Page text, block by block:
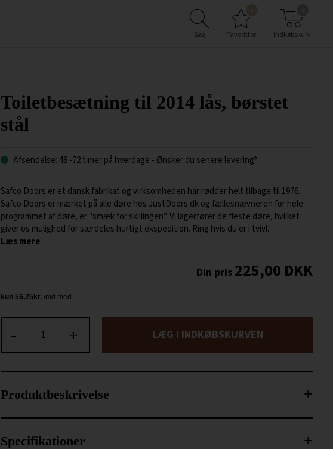
Søg Favoritter Indkøbskurv
Toiletbesætning til 2014 lås, børstet
stål
Afsendelse: 48 -72 timer på hverdage - Ønsker du senere levering?
Safco Doors er et dansk fabrikat og virksomheden har rødder helt tilbage til 1976.
Safco Doors er mærket på alle døre hos JustDoors.dk og fællesnævneren for hele
programmet af døre, er "smæk for skillingen". Vi lagerfører de fleste døre, hvilket
giver os mulighed for særdeles hurtigt ekspedition. Ring hvis du er i tvivl.
Læs mere
225,00 DKK
+
- LÆG I INDKØBSKURVEN
Produktbeskrivelse
Specifikationer